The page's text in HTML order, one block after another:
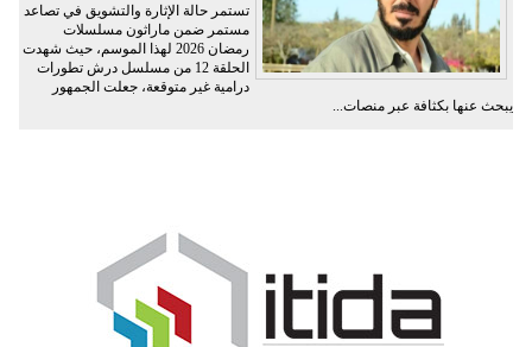
تستمر حالة الإثارة والتشويق في تصاعد
مستمر ضمن ماراثون مسلسلات
رمضان 2026 لهذا الموسم، حيث شهدت
الحلقة 12 من مسلسل درش تطورات
درامية غير متوقعة، جعلت الجمهور
يبحث عنها بكثافة عبر منصات...